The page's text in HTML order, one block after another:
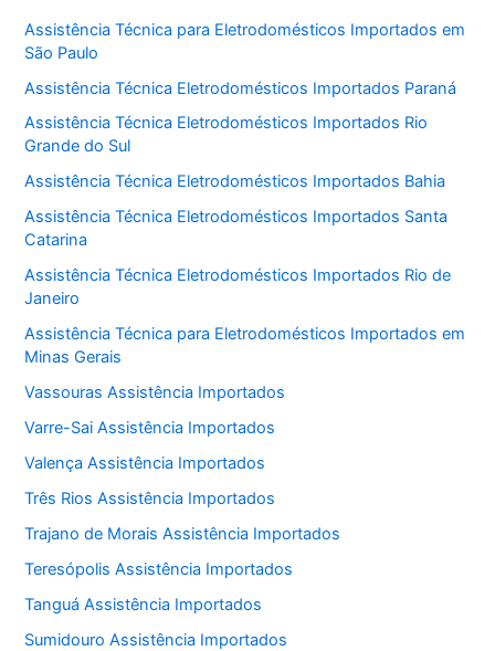
Assistência Técnica para Eletrodomésticos Importados em
São Paulo
Assistência Técnica Eletrodomésticos Importados Paraná
Assistência Técnica Eletrodomésticos Importados Rio
Grande do Sul
Assistência Técnica Eletrodomésticos Importados Bahia
Assistência Técnica Eletrodomésticos Importados Santa
Catarina
Assistência Técnica Eletrodomésticos Importados Rio de
Janeiro
Assistência Técnica para Eletrodomésticos Importados em
Minas Gerais
Vassouras Assistência Importados
Varre-Sai Assistência Importados
Valença Assistência Importados
Três Rios Assistência Importados
Trajano de Morais Assistência Importados
Teresópolis Assistência Importados
Tanguá Assistência Importados
Sumidouro Assistência Importados